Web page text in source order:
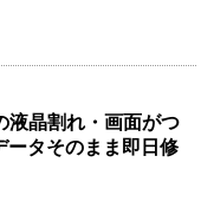
晶割れ・画面がつ
ータそのまま即日修